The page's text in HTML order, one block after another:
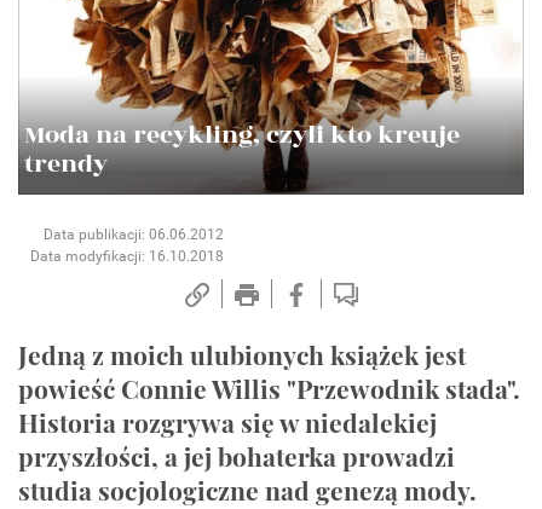
Moda na recykling, czyli kto kreuje
trendy
Data publikacji: 06.06.2012
Data modyfikacji: 16.10.2018
Jedną z moich ulubionych książek jest
powieść Connie Willis "Przewodnik stada".
Historia rozgrywa się w niedalekiej
przyszłości, a jej bohaterka prowadzi
studia socjologiczne nad genezą mody.